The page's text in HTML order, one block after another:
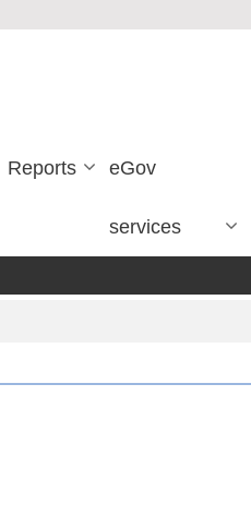
Reports eGov
services